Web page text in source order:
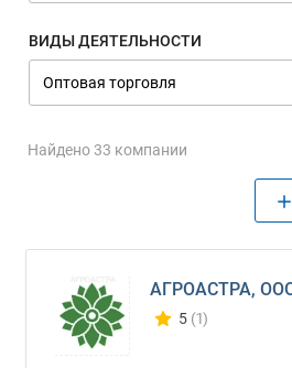
ВИДЫ ДЕЯТЕЛЬНОСТИ
Найдено 33 компании
АГРОАСТРА,
Количество
5 (1)